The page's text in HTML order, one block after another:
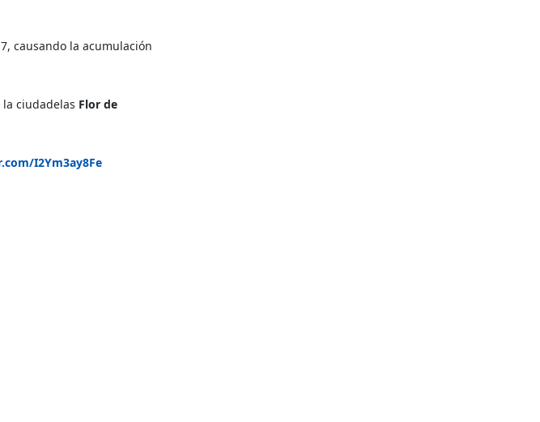
causando la acumulación
la ciudadelas Flor de
I2Ym3ay8Fe